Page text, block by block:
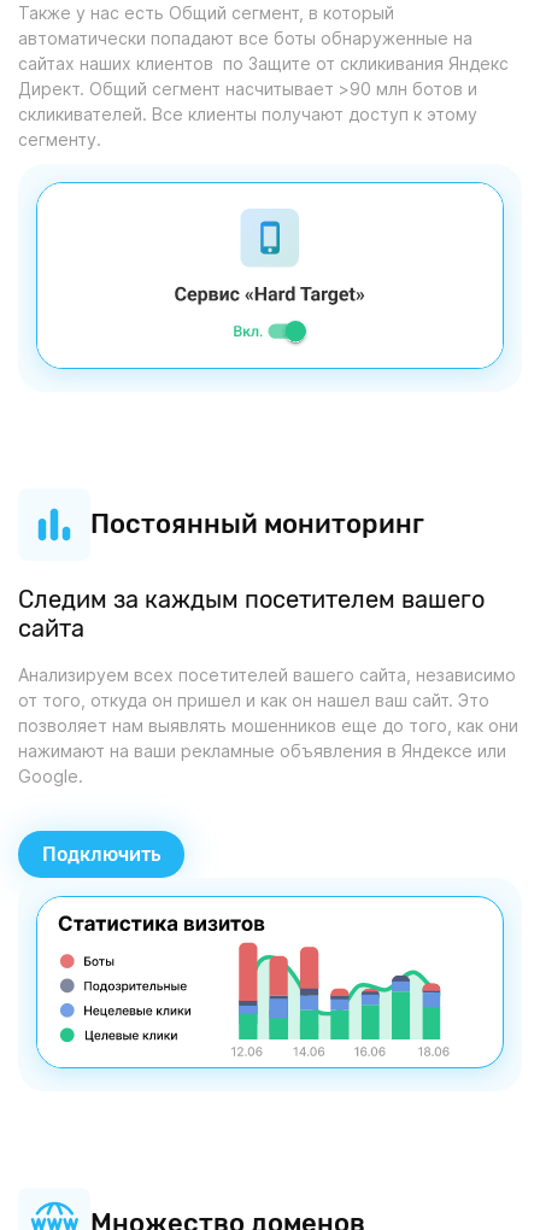
Также у нас есть Общий сегмент, в который
автоматически попадают все боты обнаруженные на
сайтах наших клиентов по Защите от скликивания Яндекс
Директ. Общий сегмент насчитывает >90 млн ботов и
скликивателей. Все клиенты получают доступ к этому
сегменту.
Постоянный мониторинг
Следим за каждым посетителем вашего
сайта
Анализируем всех посетителей вашего сайта, независимо
от того, откуда он пришел и как он нашел ваш сайт. Это
позволяет нам выявлять мошенников еще до того, как они
нажимают на ваши рекламные объявления в Яндексе или
Google.
Подключить